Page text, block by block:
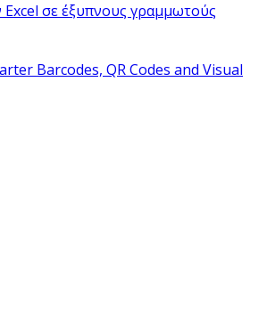
σε έξυπνους γραμμωτούς
Barcodes, QR Codes and Visual